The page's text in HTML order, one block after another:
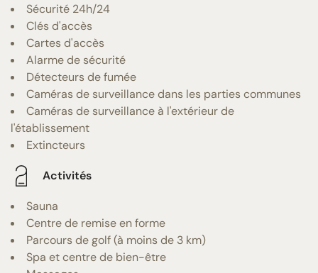
Sécurité 24h/24
Clés d'accès
Cartes d'accès
Alarme de sécurité
Détecteurs de fumée
Caméras de surveillance dans les parties communes
Caméras de surveillance à l'extérieur de
l'établissement
Extincteurs
Activités
Sauna
Centre de remise en forme
Parcours de golf (à moins de 3 km)
Spa et centre de bien-être